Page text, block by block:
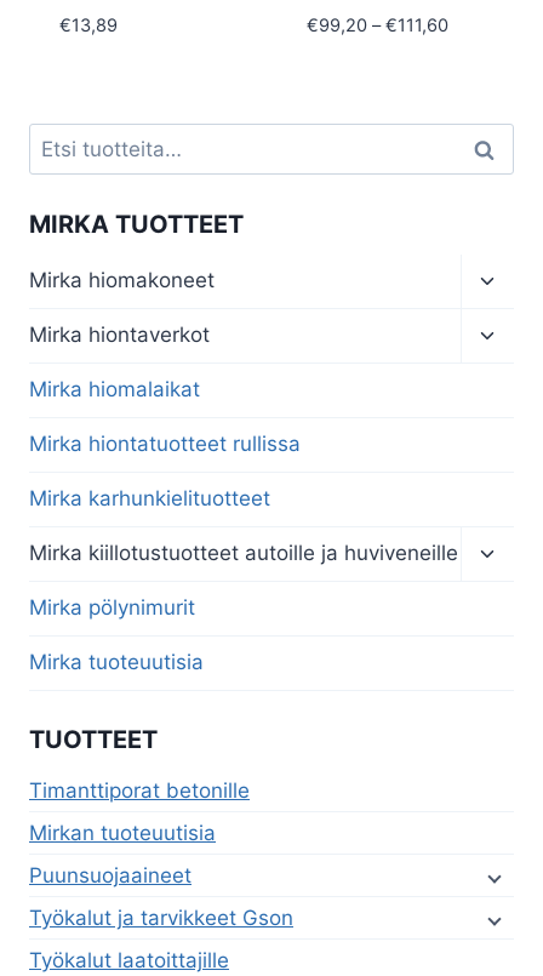
€13,89 €99,20 – €111,60
Etsi: Haku
MIRKA TUOTTEET
Mirka hiomakoneet
menu
Mirka hiontaverkot
Mirka hiomalaikat
Mirka hiontatuotteet rullissa
Mirka karhunkielituotteet
Mirka kiillotustuotteet autoille ja huviveneille
Mirka pölynimurit
Mirka tuoteuutisia
TUOTTEET
Timanttiporat betonille
Mirkan tuoteuutisia
Puunsuojaaineet
Työkalut ja tarvikkeet Gson
Työkalut laatoittajille